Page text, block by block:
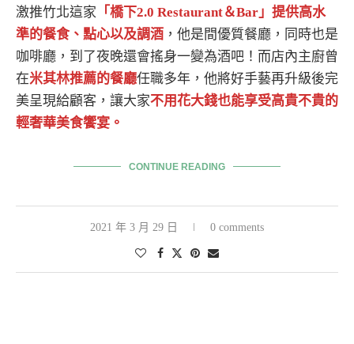
激推竹北這家 「橋下2.0 Restaurant＆Bar」提供高水
準的餐食、點心以及調酒 ，他是間優質餐廳，同時也是
咖啡廳，到了夜晚還會搖身一變為酒吧！而店內主廚曾
在米其林推薦的餐廳任職多年，他將好手藝再升級後完
美呈現給顧客，讓大家不用花大錢也能享受高貴不貴的
輕奢華美食饗宴。
CONTINUE READING
2021 年 3 月 29 日 0 comments